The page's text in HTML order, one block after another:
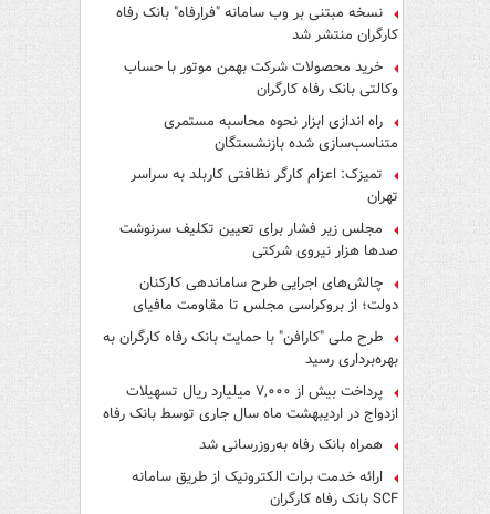
نسخه مبتنی بر وب سامانه "فرارفاه" بانک رفاه
کارگران منتشر شد
خرید محصولات شرکت بهمن موتور با حساب
وکالتی بانک رفاه کارگران
راه اندازی ابزار نحوه محاسبه مستمری
متناسب‌سازی شده بازنشستگان
تمیزک: اعزام کارگر نظافتی کاربلد به سراسر
تهران
مجلس زیر فشار برای تعیین تکلیف سرنوشت
صدها هزار نیروی شرکتی
چالش‌های اجرایی طرح ساماندهی کارکنان
دولت؛ از بروکراسی مجلس تا مقاومت مافیای
واسطه‌گری
طرح ملی "کارافن" با حمایت بانک رفاه کارگران به
بهره‌برداری رسید
پرداخت بیش از ۷,۰۰۰ میلیارد ریال تسهیلات
ازدواج در اردیبهشت ماه سال جاری توسط بانک رفاه
کارگران
همراه بانک رفاه به‌روزرسانی شد
ارائه خدمت برات الکترونیک از طریق سامانه
SCF بانک رفاه کارگران